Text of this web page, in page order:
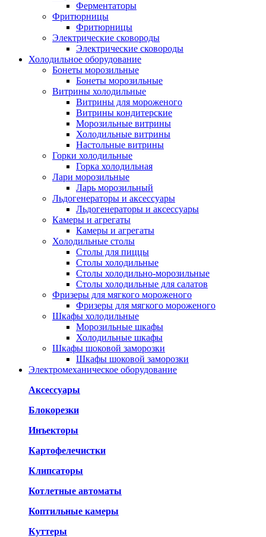
Ферментаторы
Фритюрницы
Фритюрницы
Электрические сковороды
Электрические сковороды
Холодильное оборудование
Бонеты морозильные
Бонеты морозильные
Витрины холодильные
Витрины для мороженого
Витрины кондитерские
Морозильные витрины
Холодильные витрины
Настольные витрины
Горки холодильные
Горка холодильная
Лари морозильные
Ларь морозильный
Льдогенераторы и аксессуары
Льдогенераторы и аксессуары
Камеры и агрегаты
Камеры и агрегаты
Холодильные столы
Столы для пиццы
Столы холодильные
Столы холодильно-морозильные
Столы холодильные для салатов
Фризеры для мягкого мороженого
Фризеры для мягкого мороженого
Шкафы холодильные
Mорозильные шкафы
Холодильные шкафы
Шкафы шоковой заморозки
Шкафы шоковой заморозки
Электромеханическое оборудование
Аксессуары
Блокорезки
Инъекторы
Картофелечистки
Клипсаторы
Котлетные автоматы
Коптильные камеры
Куттеры